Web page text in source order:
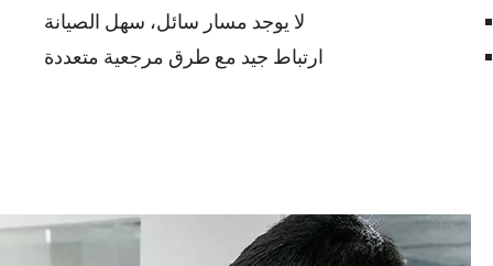
لا يوجد مسار سائل، سهل الصيانة
ارتباط جيد مع طرق مرجعية متعددة